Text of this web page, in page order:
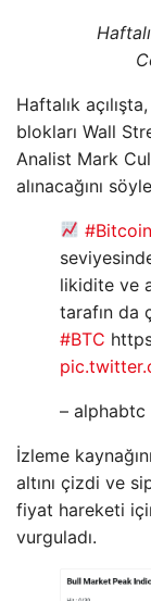
Haftalık
blokları Wall
Analist Mark
alınacağını
#Bitcoin
likidite ve
tarafın da
#BTC
– alphabtc
İzleme
altını çizdi ve
fiyat hareketi
vurguladı.